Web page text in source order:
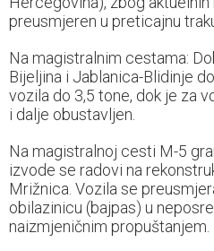
preusmjeren u preticajnu
Na magistralnim cestama:
Bijeljina i Jablanica-Blidinje
vozila do 3,5 tone, dok je za
i dalje obustavljen.
Na magistralnoj cesti M-5
izvode se radovi na
Mrižnica. Vozila se
obilazinicu (bajpas) u
naizmjeničnim propuštanjem.